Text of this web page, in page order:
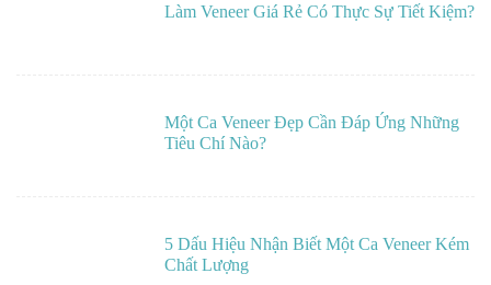
Làm Veneer Giá Rẻ Có Thực Sự Tiết Kiệm?
Một Ca Veneer Đẹp Cần Đáp Ứng Những
Tiêu Chí Nào?
5 Dấu Hiệu Nhận Biết Một Ca Veneer Kém
Chất Lượng